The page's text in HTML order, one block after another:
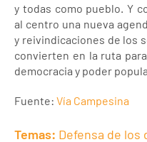
y todas como pueblo. Y
al centro una nueva
y reivindicaciones de los
convierten en la ruta
democracia y poder
Fuente: Vía Campesina
Temas: Defensa de los